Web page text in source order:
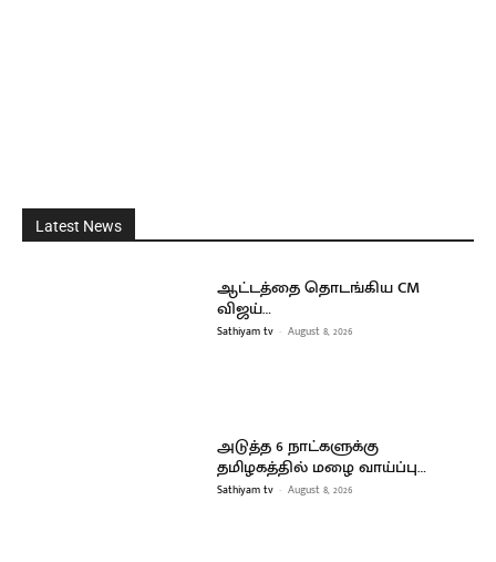
Latest News
ஆட்டத்தை தொடங்கிய CM
விஜய்…
Sathiyam tv - August 8, 2026
அடுத்த 6 நாட்களுக்கு
தமிழகத்தில் மழை வாய்ப்பு…
Sathiyam tv - August 8, 2026